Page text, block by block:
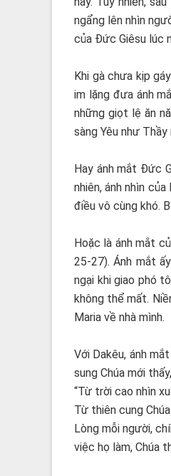
ngẩng lên nhìn
của Đức Giêsu lúc
Khi gà chưa kịp
im lặng đưa ánh
những giọt lệ ăn
sàng Yêu như
Hay ánh mắt Đức
nhiên, ánh nhìn
điều vô cùng khó.
Hoặc là ánh mắt
25-27). Ánh mắt
ngại khi giao phó
không thể mất.
Maria về nhà mình.
Với Dakêu, ánh
sung Chúa mới
“Từ trời cao nhìn
Từ thiên cung
Lòng mỗi người,
việc họ làm, Chúa